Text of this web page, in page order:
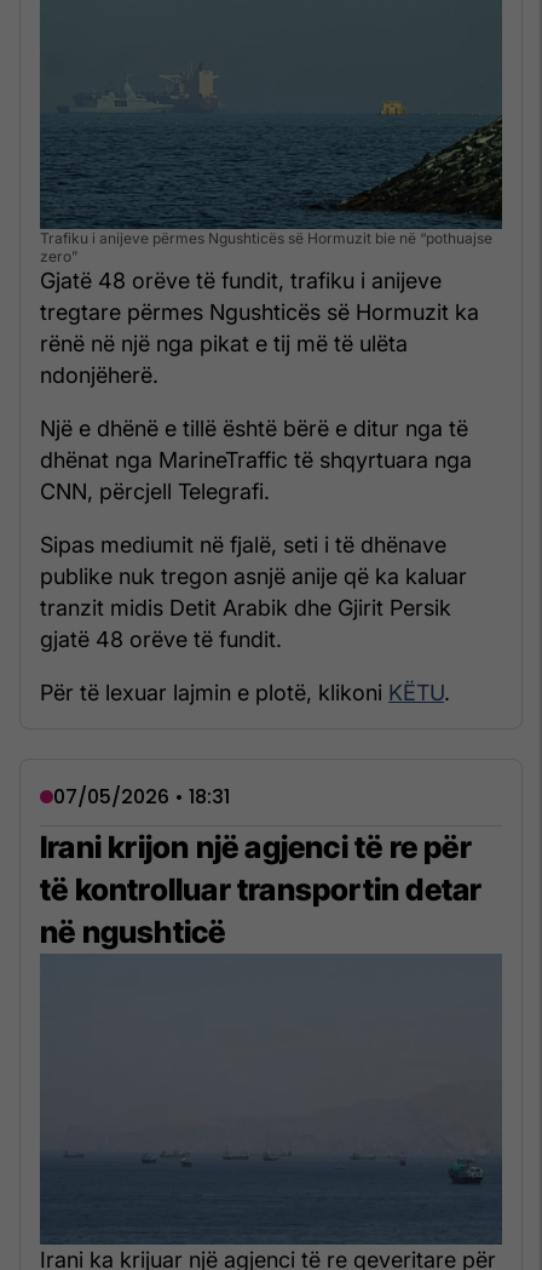
Trafiku i anijeve përmes Ngushticës së Hormuzit bie në “pothuajse
zero”
Gjatë 48 orëve të fundit, trafiku i anijeve
tregtare përmes Ngushticës së Hormuzit ka
rënë në një nga pikat e tij më të ulëta
ndonjëherë.
Një e dhënë e tillë është bërë e ditur nga të
dhënat nga MarineTraffic të shqyrtuara nga
CNN, përcjell Telegrafi.
Sipas mediumit në fjalë, seti i të dhënave
publike nuk tregon asnjë anije që ka kaluar
tranzit midis Detit Arabik dhe Gjirit Persik
gjatë 48 orëve të fundit.
Për të lexuar lajmin e plotë, klikoni KËTU.
07/05/2026 • 18:31
Irani krijon një agjenci të re për
të kontrolluar transportin detar
në ngushticë
Irani ka krijuar një agjenci të re qeveritare për